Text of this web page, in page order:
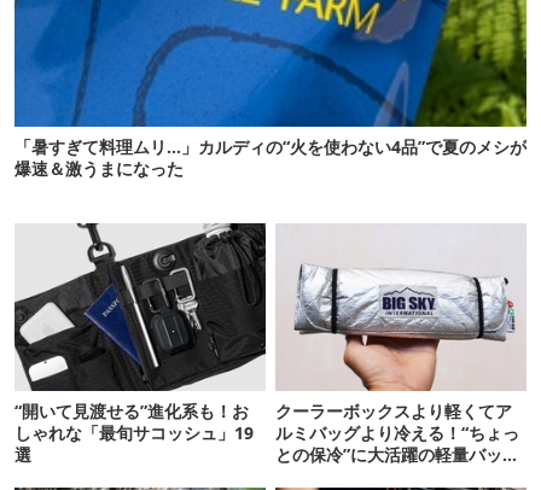
「暑すぎて料理ムリ…」カルディの“火を使わない4品”で夏のメシが
爆速＆激うまになった
“開いて見渡せる”進化系も！お
しゃれな「最旬サコッシュ」19
選
クーラーボックスより軽くてア
ルミバッグより冷える！“ちょっ
との保冷”に大活躍の軽量バッグ